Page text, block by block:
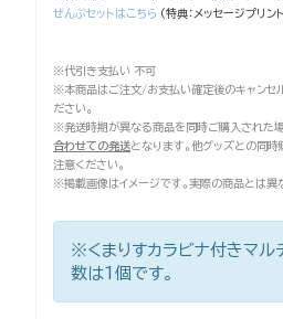
ぜんぶセットはこちら (特典：メッセージプリン
※代引き支払い 不可
※本商品はご注文/お支払い確定後のキャンセ
ださい。
※発送時期が異なる商品を同時ご購入された場
合わせての発送となります。他グッズとの同
注意ください。
※掲載画像はイメージです。実際の商品とは異
※くまりすカラビナ付きマル
数は1個です。